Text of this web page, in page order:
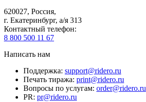
620027, Россия,
г. Екатеринбург, а/я 313
Контактный телефон:
8 800 500 11 67
Написать нам
Поддержка: support@ridero.ru
Печать тиража: print@ridero.ru
Вопросы по услугам: order@ridero.ru
PR: pr@ridero.ru